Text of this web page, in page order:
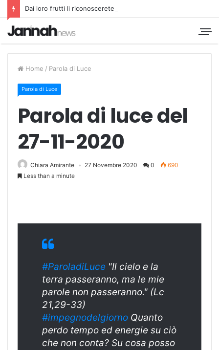
Dai loro frutti li riconoscerete
Home / Parola di Luce
Parola di Luce
Parola di luce del
27-11-2020
Chiara Amirante 27 Novembre 2020 0
690
Less than a minute
#ParoladiLuce "Il cielo e la
terra passeranno, ma le mie
parole non passeranno." (Lc
21,29-33)
#impegnodelgiorno Quanto
perdo tempo ed energie su ciò
che non conta? Su cosa posso